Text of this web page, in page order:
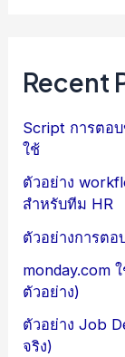
Recent
Script การตอ
ใช้
ตัวอย่าง
สำหรับทีม HR
ตัวอย่างการตอ
monday.com
ตัวอย่าง)
ตัวอย่าง Job
จริง)